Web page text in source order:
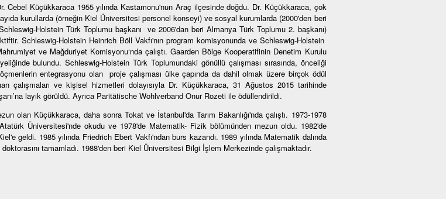
Cebel Küçükkaraca 1955 yılında Kastamonu'nun Araç ilçesinde doğdu. Dr. Küçükkaraca, çok
kurullarda (örneğin Kiel Üniversitesi personel konseyi) ve sosyal kurumlarda (2000'den beri
Holstein Türk Toplumu başkanı ve 2006'dan beri Almanya Türk Toplumu 2. başkanı)
Schleswig-Holstein Heinrich Böll Vakfı'nın program komisyonunda ve Schleswig-Holstein
ve Mağduriyet Komisyonu‘nda çalıştı. Gaarden Bölge Kooperatifinin Denetim Kurulu
bulundu. Schleswig-Holstein Türk Toplumundaki gönüllü çalışması sırasında, önceliği
entegrasyonu olan proje çalışması ülke çapında da dahil olmak üzere birçok ödül
çalışmaları ve kişisel hizmetleri dolayısıyla Dr. Küçükkaraca, 31 Ağustos 2015 tarihinde
layık görüldü. Ayrıca Paritätische Wohlverband Onur Rozeti ile ödüllendirildi.
olan Küçükkaraca, daha sonra Tokat ve İstanbul'da Tarım Bakanlığı'nda çalıştı. 1973-1978
Atatürk Üniversitesi'nde okudu ve 1978'de Matematik- Fizik bölümünden mezun oldu. 1982'de
geldi. 1985 yılında Friedrich Ebert Vakfı'ndan burs kazandı. 1989 yılında Matematik dalında
tamamladı. 1988'den beri Kiel Üniversitesi Bilgi İşlem Merkezinde çalışmaktadır.